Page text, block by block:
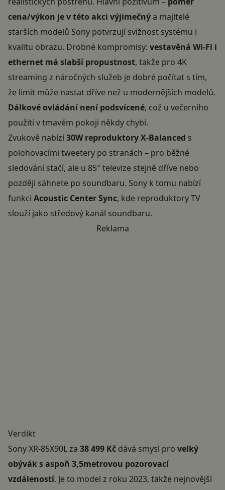
cena/výkon je v této akci výjimečnýa majitelé
starších modelů Sony potvrzují svižnost systému i
kvalitu obrazu. Drobné kompromisy: vestavěná Wi-Fi i
ethernet má slabší propustnost, takže pro 4K
streaming z náročných služeb je dobré počítat s tím,
že limit může nastat dříve než u modernějších modelů.
Dálkové ovládání není podsvícené, což u večerního
použití v tmavém pokoji někdy chybí.
Zvukově nabízí30W reproduktory X-Balanced s
polohovacími tweetery po stranách – pro běžné
sledování stačí, ale u 85″ televize stejně dříve nebo
později sáhnete po soundbaru. Sony k tomu nabízí
funkci Acoustic Center Sync, kde reproduktory TV
slouží jako středový kanál soundbaru.
Reklama
Verdikt
Sony XR-85X90L za 38 499 Kč dává smysl pro velký
obývák s aspoň 3,5metrovou pozorovací
vzdáleností. Je to model z roku 2023, takže nejnovější